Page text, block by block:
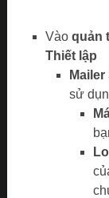
Vào quản
Thiết lập
sử